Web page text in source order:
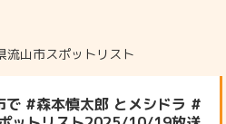
流山市スポットリスト
で #森本慎太郎 とメシドラ #